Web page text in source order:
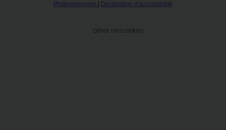
Professionnelle
Déclaration d'accessibilité
Gérer mes cookies